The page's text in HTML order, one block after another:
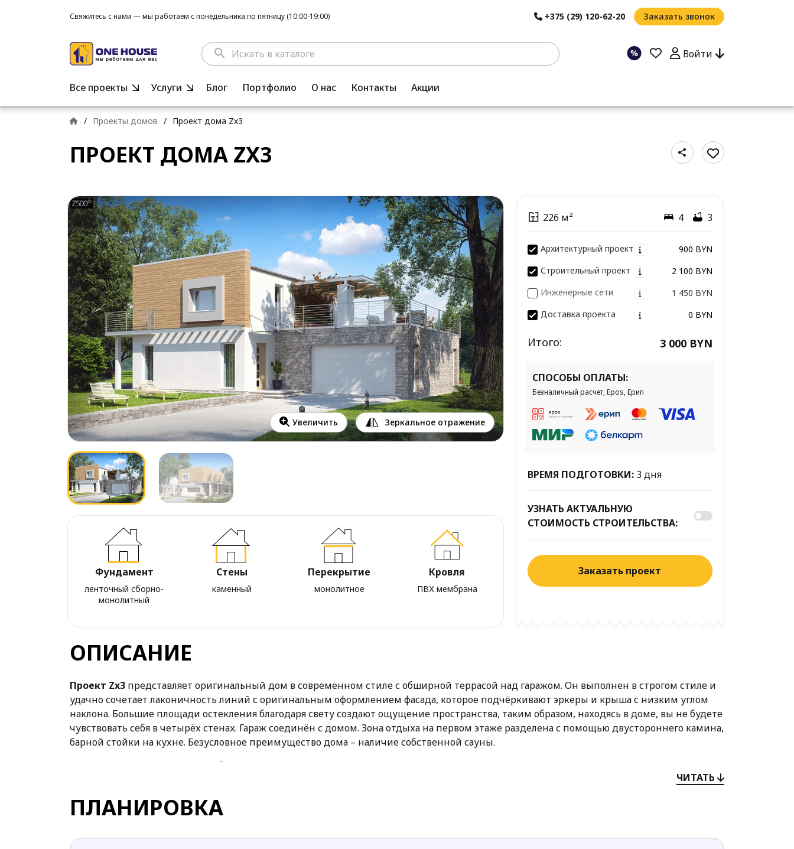
Свяжитесь с нами — мы работаем с понедельника по пятницу (10:00-19:00) +375 (29) 120-62-20 Заказать звонок
search Войти
Все проекты Услуги Блог Портфолио О нас Контакты Акции
/ Проекты домов / Проект дома Zx3
ПРОЕКТ ДОМА ZX3
Увеличить Зеркальное отражение
Фундамент
ленточный сборно-
монолитный
Стены
каменный
Перекрытие
монолитное
Кровля
ПВХ мембрана
226 м² 4 3
Архитектурный проект
900 BYN
Строительный проект
2 100 BYN
Инженерные сети
1 450 BYN
Доставка проекта
0 BYN
Итого: 3 000 BYN
СПОСОБЫ ОПЛАТЫ:
Безналичный расчет, Epos, Ерип
ВРЕМЯ ПОДГОТОВКИ: 3 дня
УЗНАТЬ АКТУАЛЬНУЮ
СТОИМОСТЬ СТРОИТЕЛЬСТВА:
Заказать проект
ОПИСАНИЕ
Проект Zx3 представляет оригинальный дом в современном стиле с обширной террасой над гаражом. Он выполнен в строгом стиле и
удачно сочетает лаконичность линий с оригинальным оформлением фасада, которое подчёркивают эркеры и крыша с низким углом
наклона. Большие площади остекления благодаря свету создают ощущение пространства, таким образом, находясь в доме, вы не будете
чувствовать себя в четырёх стенах. Гараж соединён с домом. Зона отдыха на первом этаже разделена с помощью двустороннего камина,
барной стойки на кухне. Безусловное преимущество дома – наличие собственной сауны.
Спальная зона имеет выход на большую крытую террасу, которая станет идеальным местом для семейных пикников. Достоинства
дизайна данного дома в том, что он безупречно впишется в современный урбанистический пейзаж большого города или станетЧИТАТЬ
ПЛАНИРОВКА